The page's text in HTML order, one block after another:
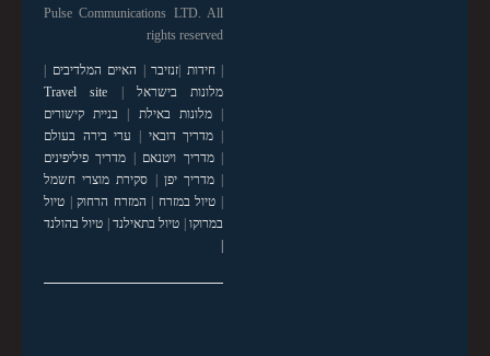
Pulse Communications LTD. All
rights reserved
|חידות |זנזיבר | האיים המלדיבים |
מלונות בישראל |
Travel site
|מלונות באילת | בניית קישורים
| מדריך דובאי | ערי בירה בעולם
|מדריך ויטנאם | מדריך פיליפינים
|מדריך יפן | סקירת מוצרי חשמל
| טיול במזרח | המזרח הרחוק| טיול
במרוקו| טיול בתאילנד| טיול בהולנד
|